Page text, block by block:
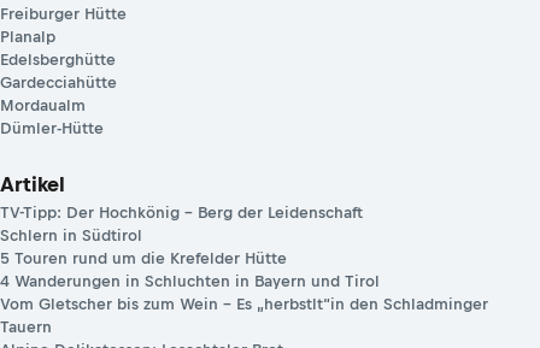
Freiburger Hütte
Planalp
Edelsberghütte
Gardecciahütte
Mordaualm
Dümler-Hütte
Artikel
TV-Tipp: Der Hochkönig – Berg der Leidenschaft
Schlern in Südtirol
5 Touren rund um die Krefelder Hütte
4 Wanderungen in Schluchten in Bayern und Tirol
Vom Gletscher bis zum Wein – Es „herbstlt“in den Schladminger
Tauern